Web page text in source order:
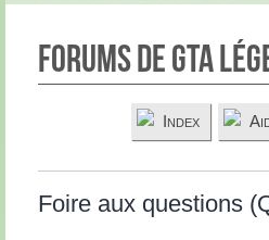
Forums de GTA
Index
Foire aux questions